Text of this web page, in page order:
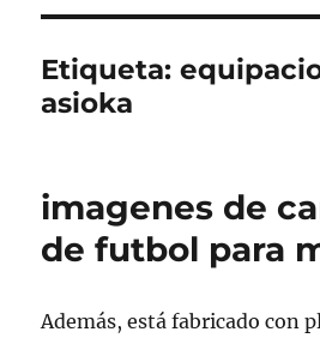
Etiqueta:
asioka
imagenes de
de futbol para
Además, está fabricado con